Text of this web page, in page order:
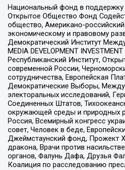
Национальный фонд в поддержку
Открытое Общество Фонд
общество, Американо-
экономическому и правовому
Демократический Институт
MEDIA DEVELOPMENT
Республиканский Институт,
современной России,
сотрудничества, Европейская
Демократические Выборы,
электоральных исследований,
Соединенных Штатов,
окружающей среды и природных
Россия, Всемирный конгресс
совет, Человек в беде,
Джеймстаунский фонд, Прожект
дракона, Врачи против
органов, Фалунь Дафа, Друзья
Коалиция по расследованию